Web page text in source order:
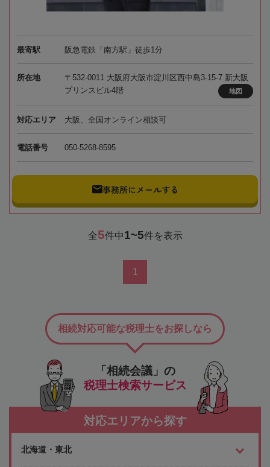
最寄駅 阪急電鉄「南方駅」徒歩1分
所在地
〒532-0011 大阪府大阪市淀川区西中島3-15-7 新大阪
プリンスビル4階
地図
対応エリア 大阪、全国オンライン相談可
電話番号 050-5268-8595
事務所にメールする
全5件中1~5件を表示
1
「相続会議」の
税理士検索サービス
相続対応可能な税理士をお探しなら
対応エリアから探す
北海道・東北